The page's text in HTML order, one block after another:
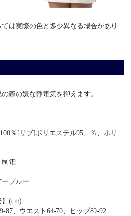
は実際の色と多少異なる場合があり
際の嫌な静電気を抑えます。
％[リブ]ポリエステル95、％、ポリ
制電
ーブルー
】(cm)
87、ウエスト64-70、ヒップ89-92